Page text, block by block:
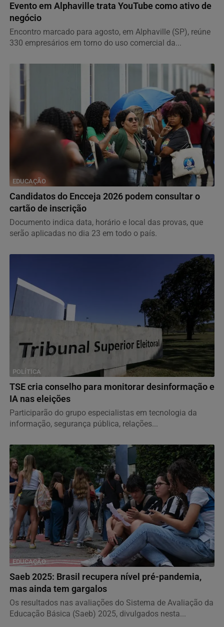
Evento em Alphaville trata YouTube como ativo de
negócio
Encontro marcado para agosto, em Alphaville (SP), reúne
330 empresários em torno do uso comercial da...
EDUCAÇÃO
Candidatos do Encceja 2026 podem consultar o
cartão de inscrição
Documento indica data, horário e local das provas, que
serão aplicadas no dia 23 em todo o país.
POLÍTICA
TSE cria conselho para monitorar desinformação e
IA nas eleições
Participarão do grupo especialistas em tecnologia da
informação, segurança pública, relações...
EDUCAÇÃO
Saeb 2025: Brasil recupera nível pré-pandemia,
mas ainda tem gargalos
Os resultados nas avaliações do Sistema de Avaliação da
Educação Básica (Saeb) 2025, divulgados nesta...